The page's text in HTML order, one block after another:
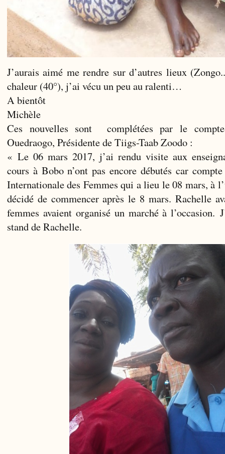
J’aurais aimé me rendre sur d’autres lieux
chaleur (40°), j’ai vécu un peu au ralenti…
A bientôt
Michèle
Ces nouvelles sont complétées par le
Ouedraogo, Présidente de Tiigs-Taab Zoodo :
« Le 06 mars 2017, j’ai rendu visite aux
cours à Bobo n’ont pas encore débutés car
Internationale des Femmes qui a lieu le 08 mars, à
décidé de commencer après le 8 mars. Rachelle
femmes avaient organisé un marché à l’occasion.
stand de Rachelle.